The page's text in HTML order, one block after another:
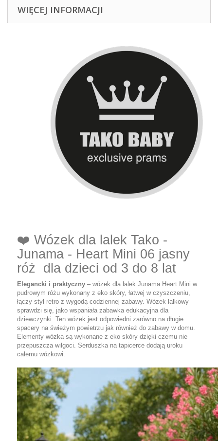
WIĘCEJ INFORMACJI
❤️ Wózek dla lalek Tako -
Junama - Heart Mini 06 jasny
róż dla dzieci od 3 do 8 lat
Elegancki i praktyczny – wózek dla lalek Junama Heart Mini w
pudrowym różu wykonany z eko skóry, łatwej w czyszczeniu,
łączy styl retro z wygodą codziennej zabawy. Wózek lalkowy
sprawdzi się, jako wspaniała zabawka edukacyjna dla
dziewczynki. Ten wózek jest odpowiedni zarówno na długie
spacery na świeżym powietrzu jak również do zabawy w domu.
Elementy wózka są wykonane z eko skóry dzięki czemu nie
przepuszcza wilgoci. Serduszka na tapicerce dodają uroku
całemu wózkowi.